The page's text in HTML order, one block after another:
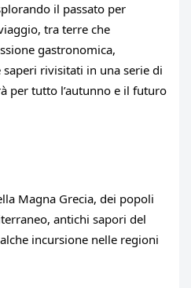
il passato per
tra terre che
gastronomica,
rivisitati in una serie di
per tutto l’autunno e il futuro
Magna Grecia, dei popoli
antichi sapori del
incursione nelle regioni